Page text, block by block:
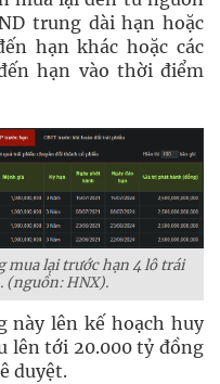
trung dài hạn hoặc
hạn khác hoặc các
hạn vào thời điểm
mua lại trước hạn 4 lô trái
(nguồn: HNX).
này lên kế hoạch huy
lên tới 20.000 tỷ đồng
duyệt.